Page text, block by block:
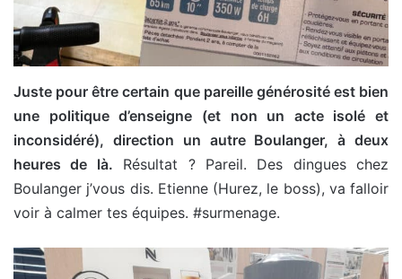
Juste pour être certain que pareille générosité est bien
une politique d’enseigne (et non un acte isolé et
inconsidéré), direction un autre Boulanger, à deux
heures de là. Résultat ? Pareil. Des dingues chez
Boulanger j’vous dis. Etienne (Hurez, le boss), va falloir
voir à calmer tes équipes. #surmenage.